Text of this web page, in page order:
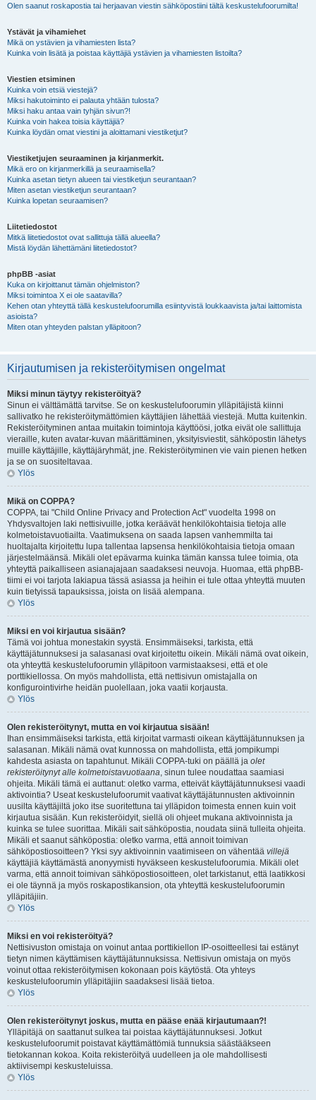
Olen saanut roskapostia tai herjaavan viestin sähköpostiini tältä keskustelufoorumilta!
Ystävät ja vihamiehet
Mikä on ystävien ja vihamiesten lista?
Kuinka voin lisätä ja poistaa käyttäjiä ystävien ja vihamiesten listoilta?
Viestien etsiminen
Kuinka voin etsiä viestejä?
Miksi hakutoiminto ei palauta yhtään tulosta?
Miksi haku antaa vain tyhjän sivun?!
Kuinka voin hakea toisia käyttäjiä?
Kuinka löydän omat viestini ja aloittamani viestiketjut?
Viestiketjujen seuraaminen ja kirjanmerkit.
Mikä ero on kirjanmerkillä ja seuraamisella?
Kuinka asetan tietyn alueen tai viestiketjun seurantaan?
Miten asetan viestiketjun seurantaan?
Kuinka lopetan seuraamisen?
Liitetiedostot
Mitkä liitetiedostot ovat sallittuja tällä alueella?
Mistä löydän lähettämäni liitetiedostot?
phpBB -asiat
Kuka on kirjoittanut tämän ohjelmiston?
Miksi toimintoa X ei ole saatavilla?
Kehen otan yhteyttä tällä keskustelufoorumilla esiintyvistä loukkaavista ja/tai laittomista
asioista?
Miten otan yhteyden palstan ylläpitoon?
Kirjautumisen ja rekisteröitymisen ongelmat
Miksi minun täytyy rekisteröityä?
Sinun ei välttämättä tarvitse. Se on keskustelufoorumin ylläpitäjistä kiinni
sallivatko he rekisteröitymättömien käyttäjien lähettää viestejä. Mutta kuitenkin.
Rekisteröityminen antaa muitakin toimintoja käyttöösi, jotka eivät ole sallittuja
vieraille, kuten avatar-kuvan määrittäminen, yksityisviestit, sähköpostin lähetys
muille käyttäjille, käyttäjäryhmät, jne. Rekisteröityminen vie vain pienen hetken
ja se on suositeltavaa.
Ylös
Mikä on COPPA?
COPPA, tai "Child Online Privacy and Protection Act" vuodelta 1998 on
Yhdysvaltojen laki nettisivuille, jotka keräävät henkilökohtaisia tietoja alle
kolmetoistavuotiailta. Vaatimuksena on saada lapsen vanhemmilta tai
huoltajalta kirjoitettu lupa tallentaa lapsensa henkilökohtaisia tietoja omaan
järjestelmäänsä. Mikäli olet epävarma kuinka tämän kanssa tulee toimia, ota
yhteyttä paikalliseen asianajajaan saadaksesi neuvoja. Huomaa, että phpBB-
tiimi ei voi tarjota lakiapua tässä asiassa ja heihin ei tule ottaa yhteyttä muuten
kuin tietyissä tapauksissa, joista on lisää alempana.
Ylös
Miksi en voi kirjautua sisään?
Tämä voi johtua monestakin syystä. Ensimmäiseksi, tarkista, että
käyttäjätunnuksesi ja salasanasi ovat kirjoitettu oikein. Mikäli nämä ovat oikein,
ota yhteyttä keskustelufoorumin ylläpitoon varmistaaksesi, että et ole
porttikiellossa. On myös mahdollista, että nettisivun omistajalla on
konfigurointivirhe heidän puolellaan, joka vaatii korjausta.
Ylös
Olen rekisteröitynyt, mutta en voi kirjautua sisään!
Ihan ensimmäiseksi tarkista, että kirjoitat varmasti oikean käyttäjätunnuksen ja
salasanan. Mikäli nämä ovat kunnossa on mahdollista, että jompikumpi
kahdesta asiasta on tapahtunut. Mikäli COPPA-tuki on päällä ja olet
rekisteröitynyt alle kolmetoistavuotiaana, sinun tulee noudattaa saamiasi
ohjeita. Mikäli tämä ei auttanut: oletko varma, etteivät käyttäjätunnuksesi vaadi
aktivointia? Useat keskustelufoorumit vaativat käyttäjätunnusten aktivoinnin
uusilta käyttäjiltä joko itse suoritettuna tai ylläpidon toimesta ennen kuin voit
kirjautua sisään. Kun rekisteröidyit, siellä oli ohjeet mukana aktivoinnista ja
kuinka se tulee suorittaa. Mikäli sait sähköpostia, noudata siinä tulleita ohjeita.
Mikäli et saanut sähköpostia: oletko varma, että annoit toimivan
sähköpostiosoitteen? Yksi syy aktivoinnin vaatimiseen on vähentää villejä
käyttäjiä käyttämästä anonyymisti hyväkseen keskustelufoorumia. Mikäli olet
varma, että annoit toimivan sähköpostiosoitteen, olet tarkistanut, että laatikkosi
ei ole täynnä ja myös roskapostikansion, ota yhteyttä keskustelufoorumin
ylläpitäjiin.
Ylös
Miksi en voi rekisteröityä?
Nettisivuston omistaja on voinut antaa porttikiellon IP-osoitteellesi tai estänyt
tietyn nimen käyttämisen käyttäjätunnuksissa. Nettisivun omistaja on myös
voinut ottaa rekisteröitymisen kokonaan pois käytöstä. Ota yhteys
keskustelufoorumin ylläpitäjiin saadaksesi lisää tietoa.
Ylös
Olen rekisteröitynyt joskus, mutta en pääse enää kirjautumaan?!
Ylläpitäjä on saattanut sulkea tai poistaa käyttäjätunnuksesi. Jotkut
keskustelufoorumit poistavat käyttämättömiä tunnuksia säästääkseen
tietokannan kokoa. Koita rekisteröityä uudelleen ja ole mahdollisesti
aktiivisempi keskusteluissa.
Ylös